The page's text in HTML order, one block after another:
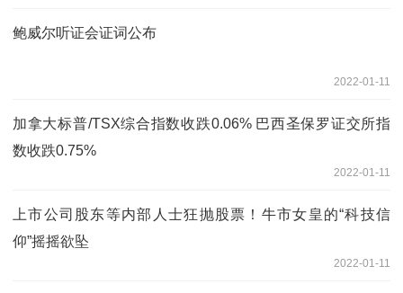
鲍威尔听证会证词公布
2022-01-11
加拿大标普/TSX综合指数收跌0.06% 巴西圣保罗证交所指
数收跌0.75%
2022-01-11
上市公司股东等内部人士狂抛股票！牛市女皇的“科技信
仰”摇摇欲坠
2022-01-11